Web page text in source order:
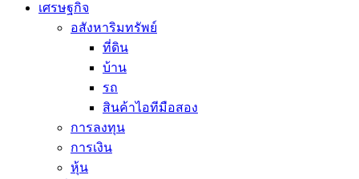
เศรษฐกิจ
อสังหาริมทรัพย์
ที่ดิน
บ้าน
รถ
สินค้าไอทีมือสอง
การลงทุน
การเงิน
หุ้น